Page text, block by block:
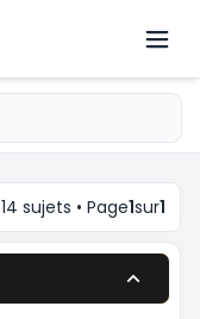
14 sujets • Page1sur1